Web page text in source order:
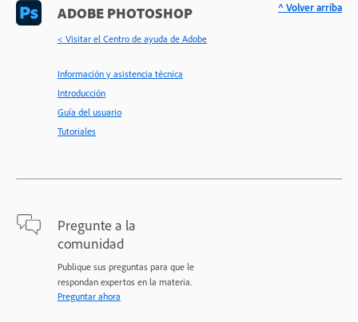
ADOBE PHOTOSHOP
< Visitar el Centro de ayuda de Adobe
Información y asistencia técnica
Introducción
Guía del usuario
Tutoriales
Pregunte a la
comunidad
Publique sus preguntas para que le
respondan expertos en la materia.
Preguntar ahora
^ Volver arriba